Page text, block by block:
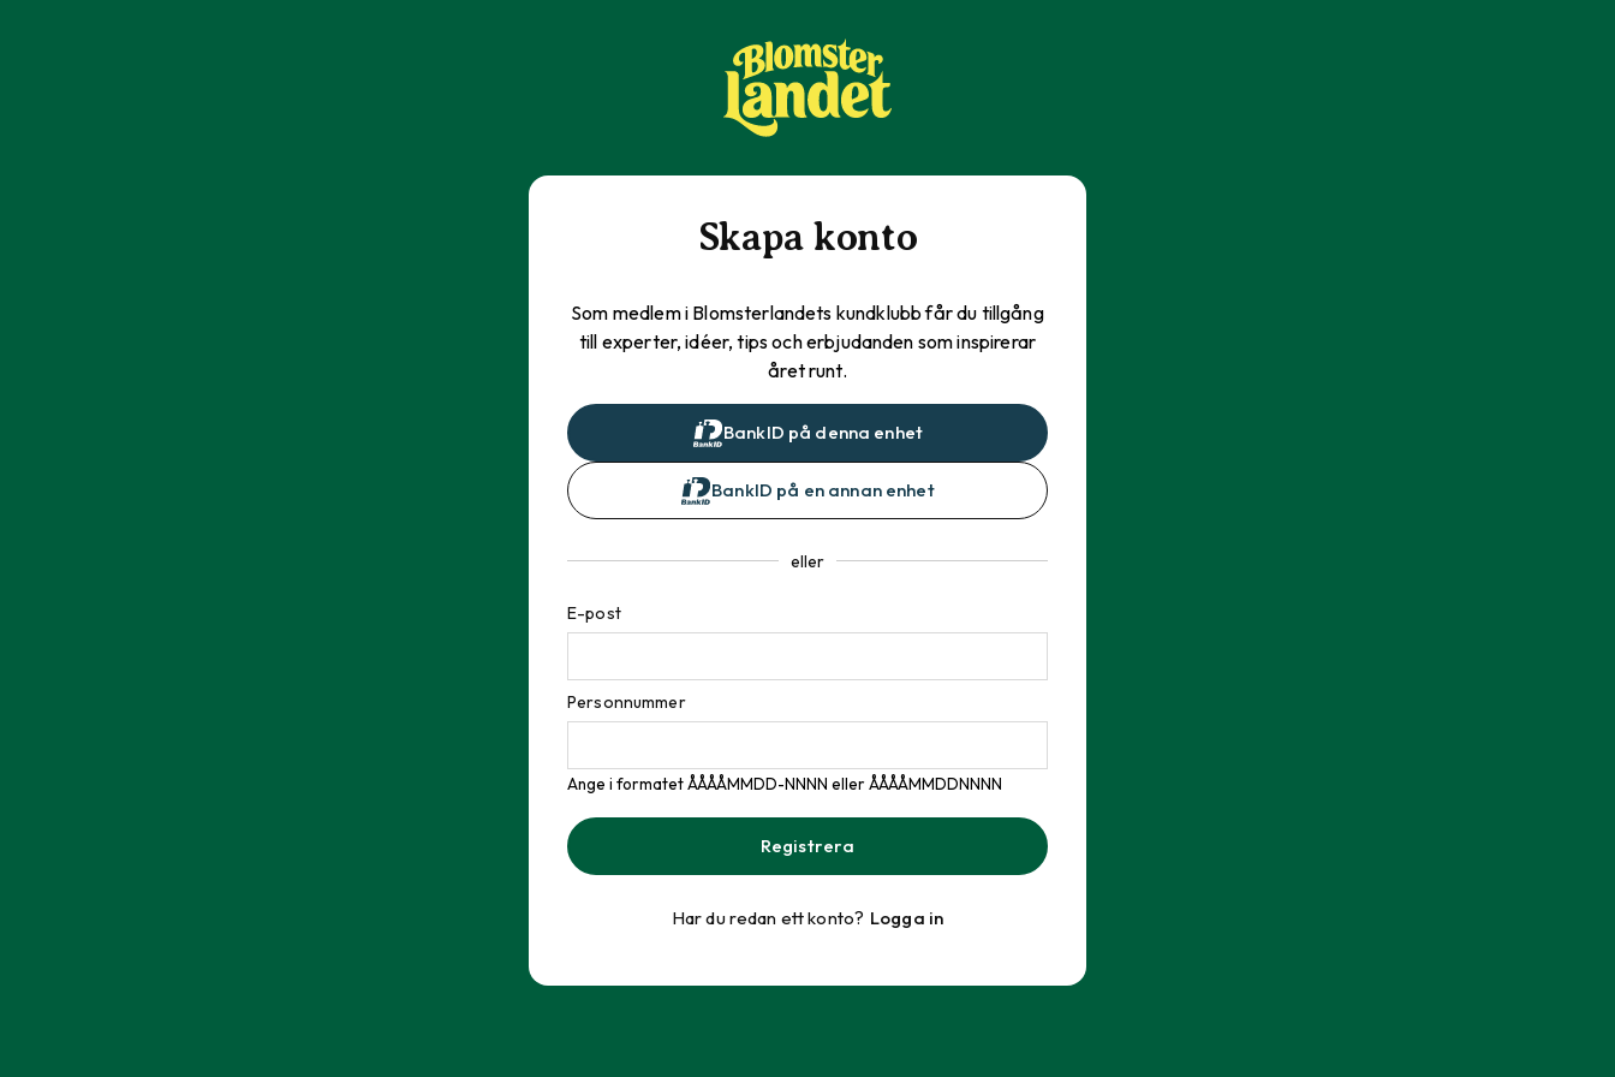
Skapa konto
Som medlem i Blomsterlandets kundklubb får du tillgång
till experter, idéer, tips och erbjudanden som inspirerar
året runt.
BankID på denna enhet
BankID på en annan enhet
eller
E-post
Personnummer
Ange i formatet ÅÅÅÅMMDD-NNNN eller ÅÅÅÅMMDDNNNN
Registrera
Har du redan ett konto? Logga in